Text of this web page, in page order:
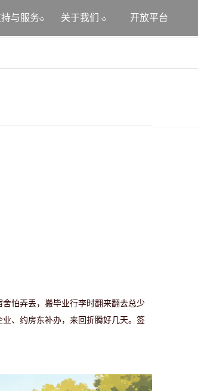
与服务 关于我们 开放平台
怕弄丢，搬毕业行李时翻来翻去总少
、约房东补办，来回折腾好几天。签